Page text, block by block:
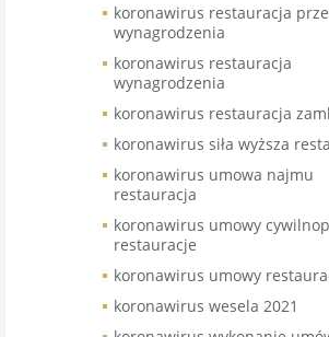
koronawirus restauracja
wynagrodzenia
koronawirus restauracja
wynagrodzenia
koronawirus restauracja
koronawirus siła wyższa
koronawirus umowa najmu
restauracja
koronawirus umowy
restauracje
koronawirus umowy
koronawirus wesela 2021